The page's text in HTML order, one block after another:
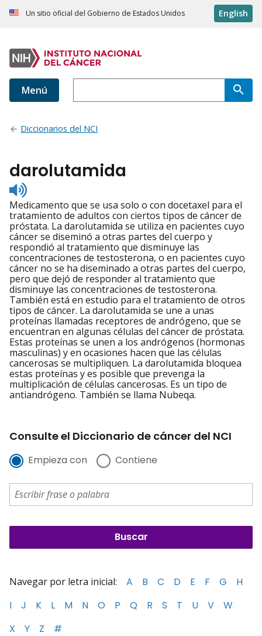
Un sitio oficial del Gobierno de Estados Unidos English
Menú
Diccionarios del NCI
darolutamida
Listen
to
pronunciation
Medicamento que se usa solo o con docetaxel para el
tratamiento de adultos con ciertos tipos de cáncer de
próstata. La darolutamida se utiliza en pacientes cuyo
cáncer se diseminó a otras partes del cuerpo y
respondió al tratamiento que disminuye las
concentraciones de testosterona, o en pacientes cuyo
cáncer no se ha diseminado a otras partes del cuerpo,
pero que dejó de responder al tratamiento que
disminuye las concentraciones de testosterona.
También está en estudio para el tratamiento de otros
tipos de cáncer. La darolutamida se une a unas
proteínas llamadas receptores de andrógeno, que se
encuentran en algunas células del cáncer de próstata.
Estas proteínas se unen a los andrógenos (hormonas
masculinas) y en ocasiones hacen que las células
cancerosas se multipliquen. La darolutamida bloquea
estas proteínas y es posible que prevenga la
multiplicación de células cancerosas. Es un tipo de
antiandrógeno. También se llama Nubeqa.
Consulte el Diccionario de cáncer del NCI
Empieza con Contiene
Navegar por letra inicial: A B C D E F G
H
I
J K L M N O P Q R S T U V
W
X
Y Z #